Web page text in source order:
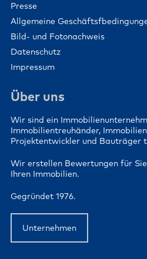
Presse
Allgemeine
Bild- und Fotonachweis
Datenschutz
Impressum
Über uns
Wir sind ein
Immobilientreuhänder,
Projektentwickler und Bauträger
Wir erstellen Bewertungen für
Ihren Immobilien.
Gegründet 1976.
Unternehmen